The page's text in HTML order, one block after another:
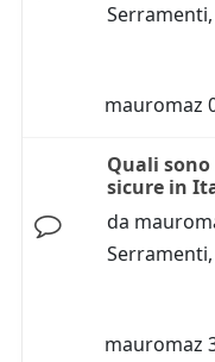
mauromaz
Quali
sicure in
da
mauromaz